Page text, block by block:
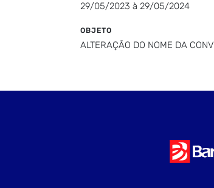
29/05/2023 à 29/05/2024
OBJETO
ALTERAÇÃO DO NOME DA